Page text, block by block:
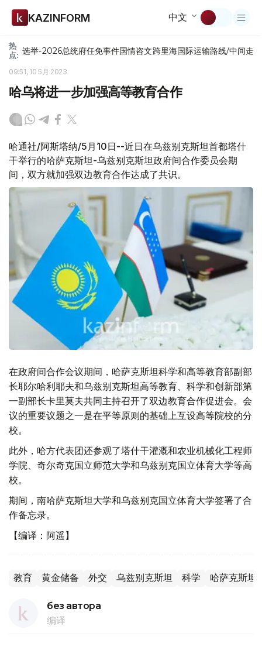
KAZINFORM 中文
热
点: 选举-2026总统府任免事件国情咨文跨里海国际运输路线/中间走廊
09:51, 10 5月 2023
哈乌将进一步加强高等教育合作
哈通社/阿斯塔纳/5月10日--近日在乌兹别克斯坦首都塔什
干举行的哈萨克斯坦-乌兹别克斯坦政府间合作委员会期
间，双方就加强双边教育合作达成了共识。
在政府间合作会议期间，哈萨克斯坦科学和高等教育部副部
长耶尔哈利耶夫和乌兹别克斯坦高等教育、科学和创新部第
一副部长卡里莫夫共同主持召开了双边教育合作促进会。会
议的重要议题之一是在平等原则的基础上互设高等院校的分
校。
此外，哈方代表团还参观了塔什干灌溉和农业机械化工程师
学院、奇尔奇克国立师范大学和乌兹别克国立体育大学等高
校。
期间，南哈萨克斯坦大学和乌兹别克国立体育大学签署了合
作备忘录。
【编译：阿遥】
教育 黄金储备 外交 乌兹别克斯坦 科学 哈萨克斯坦
без автора
编译